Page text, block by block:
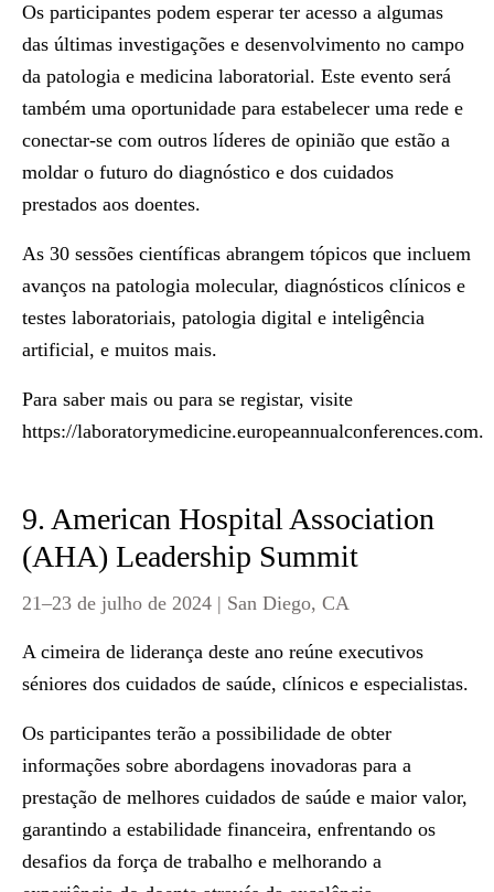
Os participantes podem esperar ter acesso a algumas
das últimas investigações e desenvolvimento no campo
da patologia e medicina laboratorial. Este evento será
também uma oportunidade para estabelecer uma rede e
conectar-se com outros líderes de opinião que estão a
moldar o futuro do diagnóstico e dos cuidados
prestados aos doentes.
As 30 sessões científicas abrangem tópicos que incluem
avanços na patologia molecular, diagnósticos clínicos e
testes laboratoriais, patologia digital e inteligência
artificial, e muitos mais.
Para saber mais ou para se registar, visite
https://laboratorymedicine.europeannualconferences.com.
9. American Hospital Association
(AHA) Leadership Summit
21–23 de julho de 2024 | San Diego, CA
A cimeira de liderança deste ano reúne executivos
séniores dos cuidados de saúde, clínicos e especialistas.
Os participantes terão a possibilidade de obter
informações sobre abordagens inovadoras para a
prestação de melhores cuidados de saúde e maior valor,
garantindo a estabilidade financeira, enfrentando os
desafios da força de trabalho e melhorando a